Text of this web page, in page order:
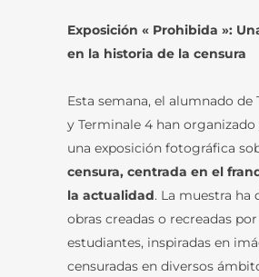
Exposición « Prohibida »:
en la historia de la censura
Esta semana, el alumnado de
y Terminale 4 han
una exposición fotográfica
censura, centrada en el
la actualidad. La muestra ha
obras creadas o recreadas
estudiantes, inspiradas en
censuradas en diversos